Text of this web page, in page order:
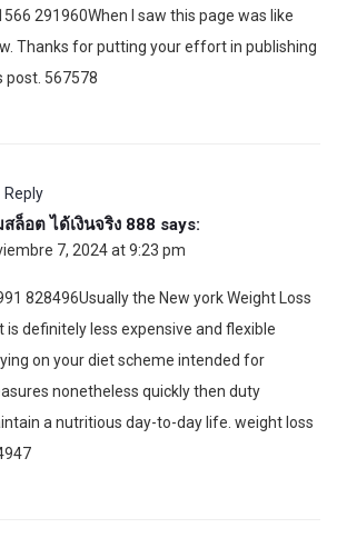
291960When I saw this page was like
Thanks for putting your effort in publishing
post. 567578
Reply
สล็อต ได้เงินจริง 888 says:
7, 2024 at 9:23 pm
828496Usually the New york Weight Loss
is definitely less expensive and flexible
on your diet scheme intended for
nonetheless quickly then duty
a nutritious day-to-day life. weight loss